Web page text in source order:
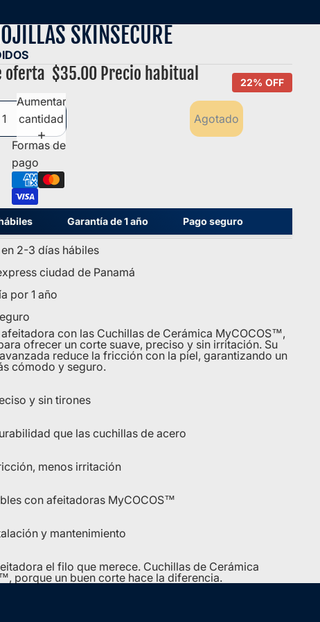
SKINSECURE
oferta $35.00 Precio habitual
22% OFF
Aumentar
cantidad
Agotado
Formas de
pago
Garantía de 1 año Pago seguro
2-3 días hábiles
ciudad de Panamá
por 1 año
afeitadora con las Cuchillas de Cerámica MyCOCOS™,
ofrecer un corte suave, preciso y sin irritación. Su
reduce la fricción con la piel, garantizando un
cómodo y seguro.
y sin tirones
que las cuchillas de acero
menos irritación
con afeitadoras MyCOCOS™
y mantenimiento
el filo que merece. Cuchillas de Cerámica
porque un buen corte hace la diferencia.